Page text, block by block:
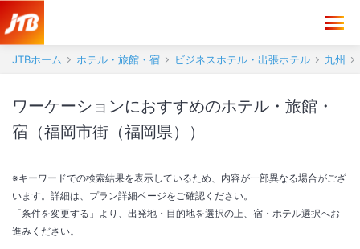
JTBホーム ホテル・旅館・宿 ビジネスホテル・出張ホテル 九州
ワーケーションにおすすめのホテル・旅館・
宿（福岡市街（福岡県））
※キーワードでの検索結果を表示しているため、内容が一部異なる場合がござ
います。詳細は、プラン詳細ページをご確認ください。
「条件を変更する」より、出発地・目的地を選択の上、宿・ホテル選択へお
進みください。